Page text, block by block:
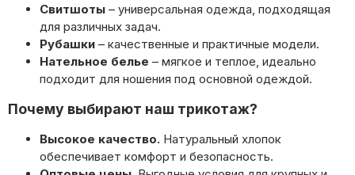
Свитшоты – универсальная одежда, подходящая
для различных задач.
Рубашки – качественные и практичные модели.
Нательное белье – мягкое и теплое, идеально
подходит для ношения под основной одеждой.
Почему выбирают наш трикотаж?
Высокое качество. Натуральный хлопок
обеспечивает комфорт и безопасность.